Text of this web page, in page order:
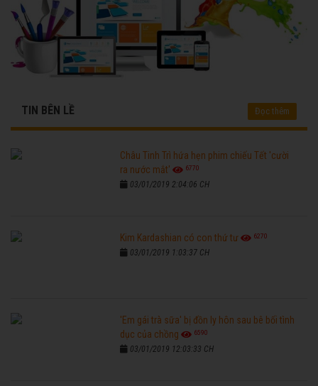
TIN BÊN LỀ Đọc thêm
Châu Tinh Trì hứa hẹn phim chiếu Tết 'cười
ra nước mắt'
6770
03/01/2019 2:04:06 CH
Kim Kardashian có con thứ tư 6270
03/01/2019 1:03:37 CH
'Em gái trà sữa' bị đồn ly hôn sau bê bối tình
dục của chồng
6590
03/01/2019 12:03:33 CH